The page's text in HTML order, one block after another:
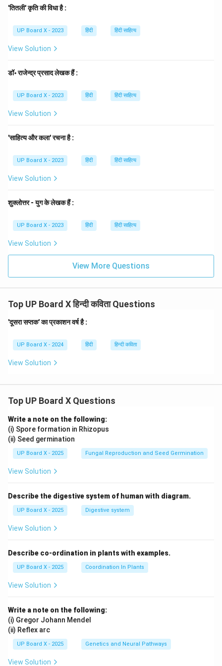
(A)शिवमंगल सिंह 'सुमन'
(B) प्रभाकर माचवे और (C) नरेश मेहता- ये दोनों 'तार सप्तक' के कवि
हैं और प्रयोगवाद से संबंधित हैं।
उन्होंने 'नयी कविता' पत्रिका का संपादन भी किया।
अतः, शिवमंगल सिंह 'सुमन' प्रगतिवाद युग के कवि हैं।
'तितली' कृति की विधा है :
UP Board X - 2023 हिंदी हिंदी साहित्य
View Solution
डॉ॰ राजेन्द्र प्रसाद लेखक हैं :
UP Board X - 2023 हिंदी हिंदी साहित्य
View Solution
'साहित्य और कला' रचना है :
UP Board X - 2023 हिंदी हिंदी साहित्य
View Solution
शुक्लोत्तर - युग के लेखक हैं :
UP Board X - 2023 हिंदी हिंदी साहित्य
View Solution
View More Questions
Top UP Board X हिन्दी कविता Questions
'दूसरा सप्तक' का प्रकाशन वर्ष है :
UP Board X - 2024 हिंदी हिन्दी कविता
View Solution
Top UP Board X Questions
Write a note on the following:
(i) Spore formation in Rhizopus
(ii) Seed germination
UP Board X - 2025 Fungal Reproduction and Seed Germination
View Solution
Describe the digestive system of human with diagram.
UP Board X - 2025 Digestive system
View Solution
Describe co-ordination in plants with examples.
UP Board X - 2025 Coordination In Plants
View Solution
Write a note on the following:
(i) Gregor Johann Mendel
(ii) Reflex arc
UP Board X - 2025 Genetics and Neural Pathways
View Solution